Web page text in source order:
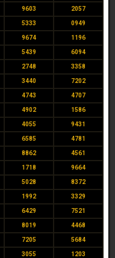
9603 2057
5333 0949
9674 1196
5439 6094
2748 3358
3440 7202
4743 4707
4902 1586
4055 9431
6585 4781
8862 4561
1718 9664
5028 8372
1992 3329
6429 7521
8019 4468
7205 5684
3055 1203